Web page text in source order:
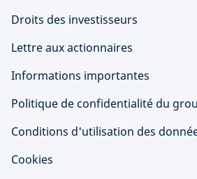
Droits des investisseurs
Lettre aux actionnaires
Informations importantes
Politique de confidentialité du
Conditions d'utilisation des
Cookies